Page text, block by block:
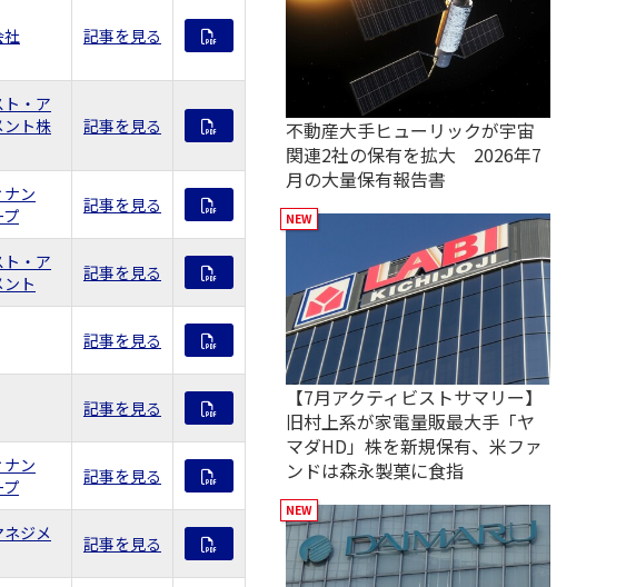
社 記事を見る
・ア
ト株
記事を見る
ン
記事を見る
・ア
ト
記事を見る
記事を見る
記事を見る
ン
記事を見る
ジメ
記事を見る
不動産大手ヒューリックが宇宙
関連2社の保有を拡大 2026年7
月の大量保有報告書
【7月アクティビストサマリー】
旧村上系が家電量販最大手「ヤ
マダHD」株を新規保有、米ファ
ンドは森永製菓に食指